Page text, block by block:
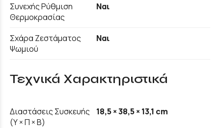
Συνεχής Ρύθμιση
Θερμοκρασίας
Ναι
Σχάρα Ζεστάματος
Ψωμιού
Ναι
Τεχνικά Χαρακτηριστικά
Διαστάσεις Συσκευής
(Υ × Π × Β)
18,5 × 38,5 × 13,1 cm